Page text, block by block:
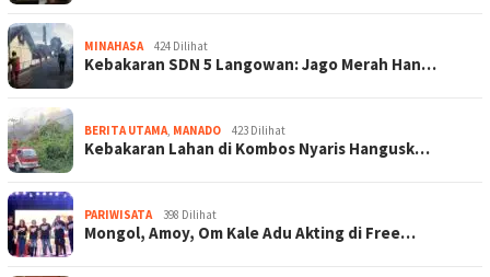
MINAHASA 424 Dilihat
Kebakaran SDN 5 Langowan: Jago Merah Han…
BERITA UTAMA MANADO 423 Dilihat
Kebakaran Lahan di Kombos Nyaris Hangusk…
PARIWISATA 398 Dilihat
Mongol, Amoy, Om Kale Adu Akting di Free…